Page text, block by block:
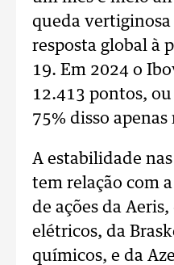
queda
resposta global à
19. Em 2024 o
12.413 pontos,
75% disso
A estabilidade
tem relação com
de ações da
elétricos, da
químicos, e da